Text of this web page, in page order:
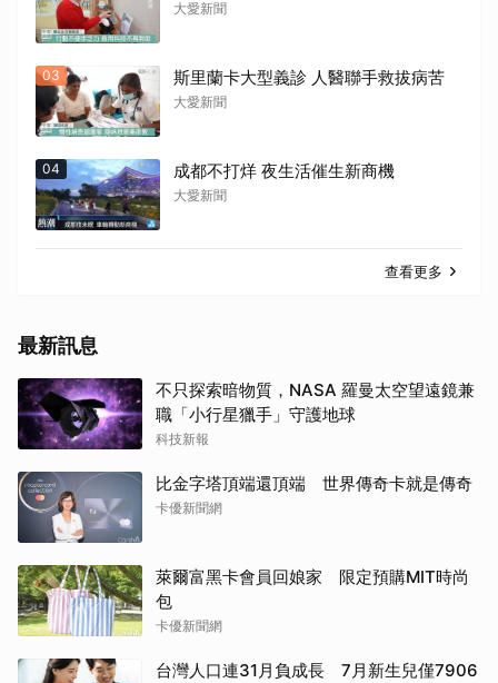
大愛新聞
03 斯里蘭卡大型義診 人醫聯手救拔病苦
大愛新聞
04 成都不打烊 夜生活催生新商機
大愛新聞
查看更多
最新訊息
不只探索暗物質，NASA 羅曼太空望遠鏡兼
職「小行星獵手」守護地球
科技新報
比金字塔頂端還頂端 世界傳奇卡就是傳奇
卡優新聞網
萊爾富黑卡會員回娘家 限定預購MIT時尚
包
卡優新聞網
台灣人口連31月負成長 7月新生兒僅7906